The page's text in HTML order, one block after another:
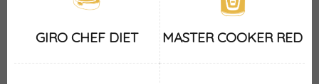
GIRO CHEF DIET MASTER COOKER RED